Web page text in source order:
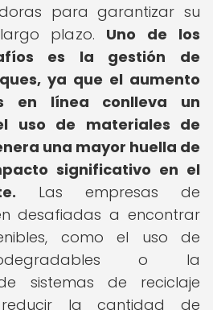
para garantizar su
plazo. Uno de los
es la gestión de
ya que el aumento
en línea conlleva un
uso de materiales de
una mayor huella de
significativo en el
Las empresas de
desafiadas a encontrar
como el uso de
o la
sistemas de reciclaje
la cantidad de